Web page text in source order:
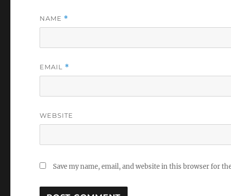
NAME *
EMAIL *
WEBSITE
Save my name, email, and website in this browser for